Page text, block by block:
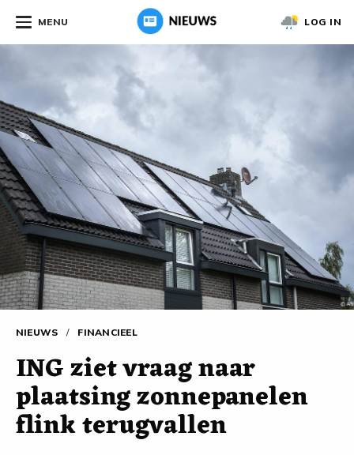
MENU LOG IN
NIEUWS / FINANCIEEL
ING ziet vraag naar
plaatsing zonnepanelen
flink terugvallen